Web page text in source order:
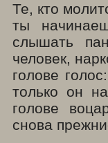
Те, кто
ты
слышать
человек,
голове
только он
голове
снова